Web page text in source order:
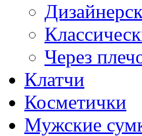
Через
Клатчи
Косметички
Мужские